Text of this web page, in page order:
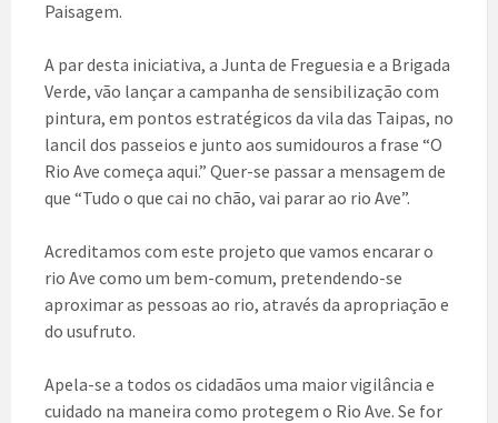
Paisagem.
A par desta iniciativa, a Junta de Freguesia e a Brigada
Verde, vão lançar a campanha de sensibilização com
pintura, em pontos estratégicos da vila das Taipas, no
lancil dos passeios e junto aos sumidouros a frase “O
Rio Ave começa aqui.” Quer-se passar a mensagem de
que “Tudo o que cai no chão, vai parar ao rio Ave”.
Acreditamos com este projeto que vamos encarar o
rio Ave como um bem-comum, pretendendo-se
aproximar as pessoas ao rio, através da apropriação e
do usufruto.
Apela-se a todos os cidadãos uma maior vigilância e
cuidado na maneira como protegem o Rio Ave. Se for